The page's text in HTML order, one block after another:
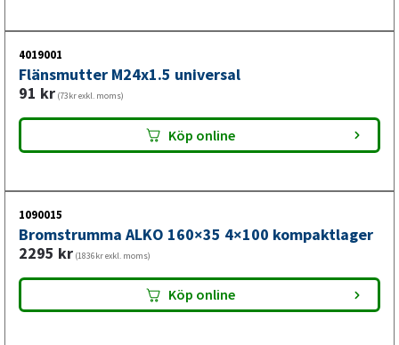
4019001
Flänsmutter M24x1.5 universal
91 kr (73kr exkl. moms)
Köp online
1090015
Bromstrumma ALKO 160×35 4×100 kompaktlager
2295 kr (1836kr exkl. moms)
Köp online